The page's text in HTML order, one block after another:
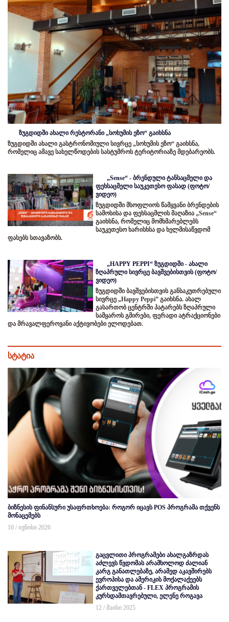
ზუგდიდში ახალი რესტორანი „სოხუმის ეზო“ გაიხსნა
ზუგდიდში ახალი გასტრონომიული სივრცე „სოხუმის ეზო“ გაიხსნა,
რომელიც ამავე სახელწოდების სასტუმროს ტერიტორიაზე მდებარეობს.
„Sense“ - ბრენდული ტანსაცმელი და
ფეხსაცმელი საუკეთესო ფასად (ფოტო/
ვიდეო)
ზუგდიდში მსოფლიოს წამყვანი ბრენდების
სამოსისა და ფეხსაცმლის მაღაზია „Sense“
გაიხსნა, რომელიც მომხმარებლებს
საუკეთესო ხარისხსა და ხელმისაწვდომ
ფასებს სთავაზობს.
„HAPPY PEPPI“ ზუგდიდში - ახალი
ზღაპრული სივრცე ბავშვებისთვის (ფოტო/
ვიდეო)
ზუგდიდში ბავშვებისთვის განსაკუთრებული
სივრცე „Happy Peppi” გაიხსნა. ახალ
გასართობ ცენტრში პატარებს ზღაპრული
სამყაროს გმირები, ფერადი ატრაქციონები
და მრავალფეროვანი აქტივობები ელოდებათ.
სტატია
ბიზნესის ფინანსური უსაფრთხოება: როგორ იცავს POS პროგრამა თქვენს
მონაცემებს
10 / ივნისი 2026
გაცვლითი პროგრამები ახალგაზრდას
აძლევს წვდომას არამხოლოდ ძალიან
კარგ განათლებაზე, არამედ აკავშირებს
ევროპისა და ამერიკის მოქალაქეებს
ქართველებთან - FLEX პროგრამის
კურსდამთავრებული, ელენე როგავა
12 / მაისი 2025